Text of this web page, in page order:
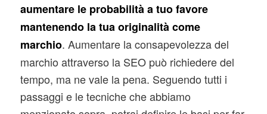
aumentare le probabilità a tuo favore
mantenendo la tua originalità come
marchio. Aumentare la consapevolezza del
marchio attraverso la SEO può richiedere del
tempo, ma ne vale la pena. Seguendo tutti i
passaggi e le tecniche che abbiamo